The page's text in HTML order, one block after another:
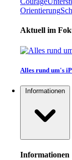
Orientierung
Aktuell im
Alles rund um's
Informationen
Informationen